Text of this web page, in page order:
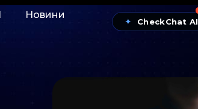
Новини
✦ CheckChat AI